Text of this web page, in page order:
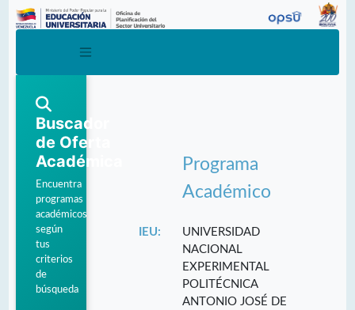
Buscador
de Oferta
Académica
Encuentra
programas
académicos
según
tus
criterios
de
búsqueda
Programa
Académico
IEU:
UNIVERSIDAD
NACIONAL
EXPERIMENTAL
POLITÉCNICA
ANTONIO JOSÉ DE